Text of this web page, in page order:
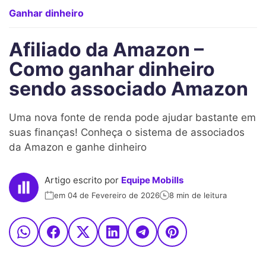
Ganhar dinheiro
Afiliado da Amazon –
Como ganhar dinheiro
sendo associado Amazon
Uma nova fonte de renda pode ajudar bastante em
suas finanças! Conheça o sistema de associados
da Amazon e ganhe dinheiro
Artigo escrito por Equipe Mobills
em 04 de Fevereiro de 2026 8 min de leitura